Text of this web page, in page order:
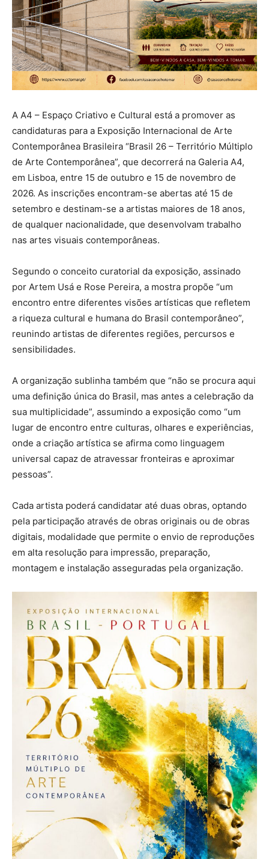
A A4 – Espaço Criativo e Cultural está a promover as
candidaturas para a Exposição Internacional de Arte
Contemporânea Brasileira “Brasil 26 – Território Múltiplo
de Arte Contemporânea”, que decorrerá na Galeria A4,
em Lisboa, entre 15 de outubro e 15 de novembro de
2026. As inscrições encontram-se abertas até 15 de
setembro e destinam-se a artistas maiores de 18 anos,
de qualquer nacionalidade, que desenvolvam trabalho
nas artes visuais contemporâneas.
Segundo o conceito curatorial da exposição, assinado
por Artem Usá e Rose Pereira, a mostra propõe “um
encontro entre diferentes visões artísticas que refletem
a riqueza cultural e humana do Brasil contemporâneo”,
reunindo artistas de diferentes regiões, percursos e
sensibilidades.
A organização sublinha também que “não se procura aqui
uma definição única do Brasil, mas antes a celebração da
sua multiplicidade”, assumindo a exposição como “um
lugar de encontro entre culturas, olhares e experiências,
onde a criação artística se afirma como linguagem
universal capaz de atravessar fronteiras e aproximar
pessoas”.
Cada artista poderá candidatar até duas obras, optando
pela participação através de obras originais ou de obras
digitais, modalidade que permite o envio de reproduções
em alta resolução para impressão, preparação,
montagem e instalação asseguradas pela organização.